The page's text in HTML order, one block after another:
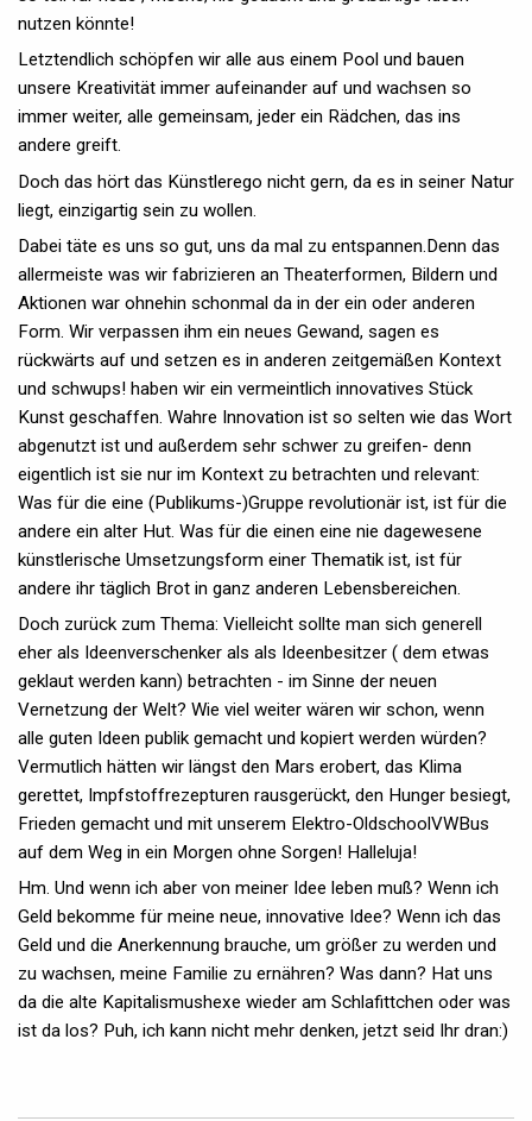
nutzen könnte!
Letztendlich schöpfen wir alle aus einem Pool und bauen
unsere Kreativität immer aufeinander auf und wachsen so
immer weiter, alle gemeinsam, jeder ein Rädchen, das ins
andere greift.
Doch das hört das Künstlerego nicht gern, da es in seiner Natur
liegt, einzigartig sein zu wollen.
Dabei täte es uns so gut, uns da mal zu entspannen.Denn das
allermeiste was wir fabrizieren an Theaterformen, Bildern und
Aktionen war ohnehin schonmal da in der ein oder anderen
Form. Wir verpassen ihm ein neues Gewand, sagen es
rückwärts auf und setzen es in anderen zeitgemäßen Kontext
und schwups! haben wir ein vermeintlich innovatives Stück
Kunst geschaffen. Wahre Innovation ist so selten wie das Wort
abgenutzt ist und außerdem sehr schwer zu greifen- denn
eigentlich ist sie nur im Kontext zu betrachten und relevant:
Was für die eine (Publikums-)Gruppe revolutionär ist, ist für die
andere ein alter Hut. Was für die einen eine nie dagewesene
künstlerische Umsetzungsform einer Thematik ist, ist für
andere ihr täglich Brot in ganz anderen Lebensbereichen.
Doch zurück zum Thema: Vielleicht sollte man sich generell
eher als Ideenverschenker als als Ideenbesitzer ( dem etwas
geklaut werden kann) betrachten - im Sinne der neuen
Vernetzung der Welt? Wie viel weiter wären wir schon, wenn
alle guten Ideen publik gemacht und kopiert werden würden?
Vermutlich hätten wir längst den Mars erobert, das Klima
gerettet, Impfstoffrezepturen rausgerückt, den Hunger besiegt,
Frieden gemacht und mit unserem Elektro-OldschoolVWBus
auf dem Weg in ein Morgen ohne Sorgen! Halleluja!
Hm. Und wenn ich aber von meiner Idee leben muß? Wenn ich
Geld bekomme für meine neue, innovative Idee? Wenn ich das
Geld und die Anerkennung brauche, um größer zu werden und
zu wachsen, meine Familie zu ernähren? Was dann? Hat uns
da die alte Kapitalismushexe wieder am Schlafittchen oder was
ist da los? Puh, ich kann nicht mehr denken, jetzt seid Ihr dran:)